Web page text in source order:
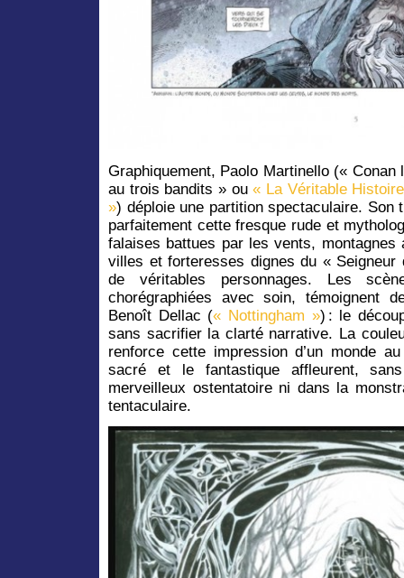
Graphiquement, Paolo Martinello («
au trois bandits » ou« La Véritable
») déploie une partition spectaculaire. Son
parfaitement cette fresque rude et
falaises battues par les vents, montagnes
villes et forteresses dignes du «
de véritables personnages. Les
chorégraphiées avec soin, témoignent
Benoît Dellac (« Nottingham ») : le
sans sacrifier la clarté narrative. La
renforce cette impression d’un monde
sacré et le fantastique affleurent,
merveilleux ostentatoire ni dans la
tentaculaire.